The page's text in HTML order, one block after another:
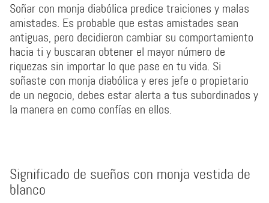
Soñar con monja diabólica predice traiciones y malas
amistades. Es probable que estas amistades sean
antiguas, pero decidieron cambiar su comportamiento
hacia ti y buscaran obtener el mayor número de
riquezas sin importar lo que pase en tu vida. Si
soñaste con monja diabólica y eres jefe o propietario
de un negocio, debes estar alerta a tus subordinados y
la manera en como confías en ellos.
Significado de sueños con monja vestida de
blanco